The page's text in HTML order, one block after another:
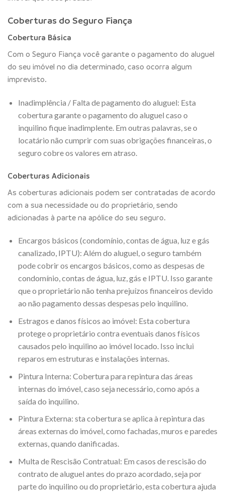
Coberturas do Seguro Fiança
Cobertura Básica
Com o Seguro Fiança você garante o pagamento do aluguel
do seu imóvel no dia determinado, caso ocorra algum
imprevisto.
Inadimplência / Falta de pagamento do aluguel: Esta
cobertura garante o pagamento do aluguel caso o
inquilino fique inadimplente. Em outras palavras, se o
locatário não cumprir com suas obrigações financeiras, o
seguro cobre os valores em atraso.
Coberturas Adicionais
As coberturas adicionais podem ser contratadas de acordo
com a sua necessidade ou do proprietário, sendo
adicionadas à parte na apólice do seu seguro.
Encargos básicos (condomínio, contas de água, luz e gás
canalizado, IPTU): Além do aluguel, o seguro também
pode cobrir os encargos básicos, como as despesas de
condomínio, contas de água, luz, gás e IPTU. Isso garante
que o proprietário não tenha prejuízos financeiros devido
ao não pagamento dessas despesas pelo inquilino.
Estragos e danos físicos ao imóvel: Esta cobertura
protege o proprietário contra eventuais danos físicos
causados pelo inquilino ao imóvel locado. Isso inclui
reparos em estruturas e instalações internas.
Pintura Interna: Cobertura para repintura das áreas
internas do imóvel, caso seja necessário, como após a
saída do inquilino.
Pintura Externa: sta cobertura se aplica à repintura das
áreas externas do imóvel, como fachadas, muros e paredes
externas, quando danificadas.
Multa de Rescisão Contratual: Em casos de rescisão do
contrato de aluguel antes do prazo acordado, seja por
parte do inquilino ou do proprietário, esta cobertura ajuda